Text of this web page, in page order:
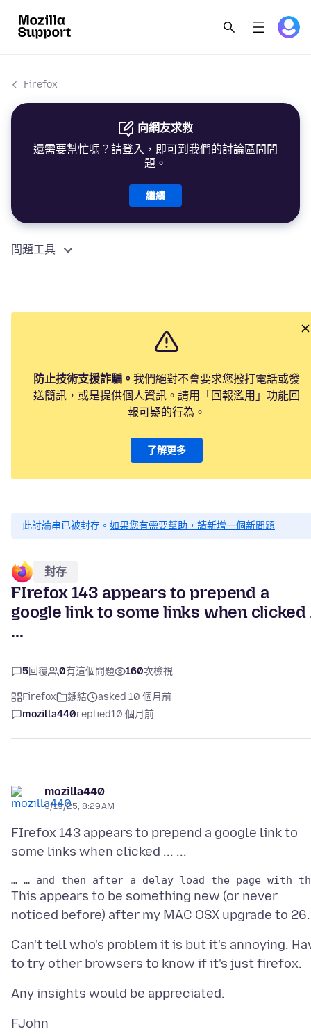
Firefox
向網友求救
還需要幫忙嗎？請登入，即可到我們的討論區問問
題。
繼續
問題工具
防止技術支援詐騙。 我們絕對不會要求您撥打電話或發
送簡訊，或是提供個人資訊。請用「回報濫用」功能回
報可疑的行為。
了解更多
此討論串已被封存。 如果您有需要幫助，請新增一個新問題
封存
FIrefox 143 appears to prepend a
google link to some links when clicked
...
5回覆 0有這個問題 160次檢視
Firefox 鏈結
asked 10 個月前
mozilla440replied10 個月前
mozilla440
9/19/25, 8:29 AM
FIrefox 143 appears to prepend a google link to
This appears to be something new (or never
Can't tell who's problem it is but it's annoying.